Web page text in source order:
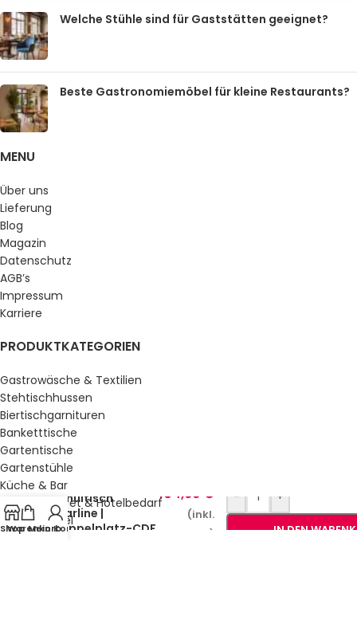
Welche Stühle sind für Gaststätten geeignet?
Beste Gastronomiemöbel für kleine Restaurants?
MENU
Über uns
Lieferung
Blog
Magazin
Datenschutz
AGB’s
Impressum
Karriere
PRODUKTKATEGORIEN
Gastrowäsche & Textilien
Stehtischhussen
Biertischgarnituren
Banketttische
Gartentische
Gartenstühle
Küche & Bar
Service, Buffet & Hotelbedarf
Gastromöbel
Schulmöbel
Shop
Warenkorb
Mein Konto
Schultisch
Starline |
Doppelplatz-CDF
104,66 €
(inkl.
MwSt.)
- +
IN DEN